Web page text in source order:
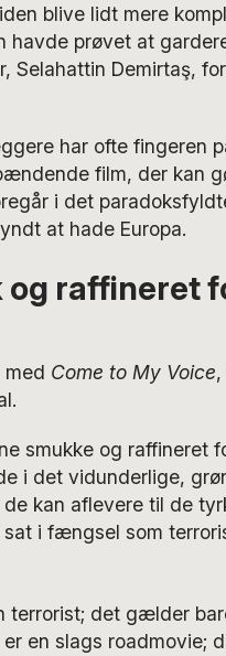
blive lidt mere
havde prøvet at
Demirtaş,
har ofte fingeren
film, der kan
i det
at hade Europa.
og raffineret
med Come to My Voice
smukke og raffineret
i det vidunderlige,
kan aflevere til de
i fængsel som
terrorist; det gælder
en slags roadmovie;